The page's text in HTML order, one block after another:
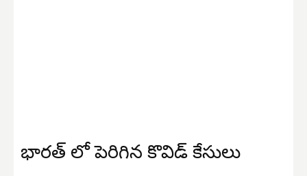
భారత్ లో పెరిగిన కొవిడ్ కేసులు